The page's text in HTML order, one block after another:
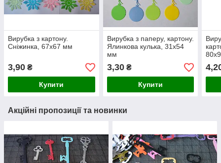
Вирубка з картону.
Сніжинка, 67х67 мм
3,90 ₴
Купити
Вирубка з паперу, картону.
Ялинкова кулька, 31х54
мм
3,30₴
Купити
Акційні пропозиції та новинки